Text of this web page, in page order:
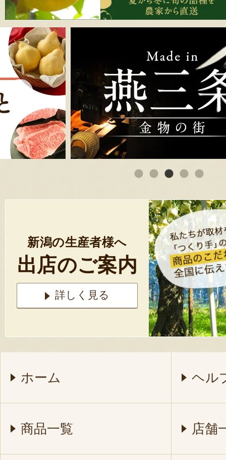
新潟の生産者様へ
出店のご案内
詳しく見る
ホーム ヘル
商品一覧 店舗